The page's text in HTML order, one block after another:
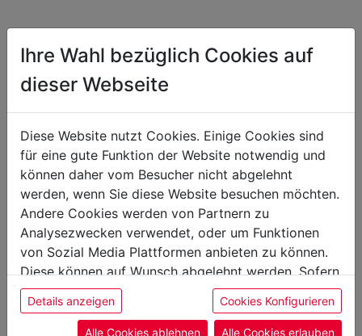
Gepp's Karibik Dip
Ihre Wahl bezüglich Cookies auf
dieser Webseite
Diese Website nutzt Cookies. Einige Cookies sind
für eine gute Funktion der Website notwendig und
können daher vom Besucher nicht abgelehnt
werden, wenn Sie diese Website besuchen möchten.
Andere Cookies werden von Partnern zu
Analysezwecken verwendet, oder um Funktionen
von Sozial Media Plattformen anbieten zu können.
Diese können auf Wunsch abgelehnt werden. Sofern
sie unsere Webseite weiter nutzen, geben Sie
Einwilligung zu unseren Cookies.
Details anzeigen Cookies Konfigurieren
Alle Cookies ablehnen Alle Cookies erlauben